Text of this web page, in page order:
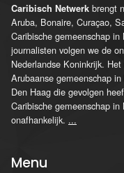
Caribisch Netwerk brengt
Aruba, Bonaire, Curaçao,
Caribische gemeenschap
journalisten volgen we de
Nederlandse Koninkrijk.
Arubaanse gemeenschap
Den Haag die gevolgen
Caribische gemeenschap
onafhankelijk. ...
Menu